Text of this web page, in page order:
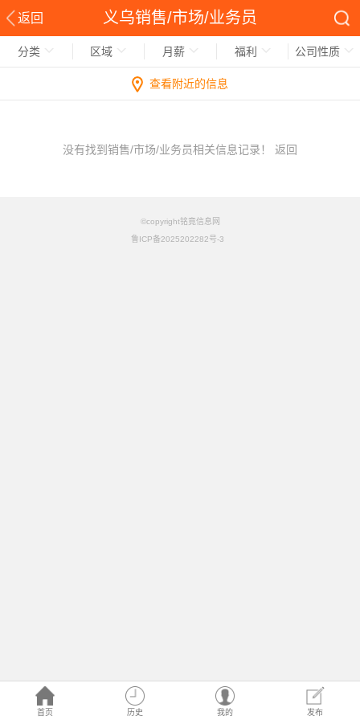
返回 义乌销售/市场/业务员
首页 历史 我的 发布
分类 区域 月薪 福利 公司性质
查看附近的信息
没有找到销售/市场/业务员相关信息记录！ 返回
©copyright铭竟信息网
鲁ICP备2025202282号-3